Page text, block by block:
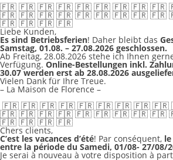
🇫🇷 🇫🇷 🇫🇷 🇫🇷 🇫🇷 🇫🇷 🇫🇷 🇫🇷 🇫🇷
🇫🇷 🇫🇷 🇫🇷 🇫🇷 🇫🇷 🇫🇷 🇫🇷 🇫🇷 🇫🇷
🇫🇷 🇫🇷 🇫🇷 🇫🇷
Liebe Kunden,
Es sind Betriebsferien! Daher bleibt das
Samstag, 01.08. – 27.08.2026 geschlossen.
Ab Freitag, 28.08.2026 stehe ich Ihnen
Verfügung. Online-Bestellungen inkl.
30.07 werden erst ab 28.08.2026
Vielen Dank für Ihre Treue.
– La Maison de Florence –
🇫🇷 🇫🇷 🇫🇷 🇫🇷 🇫🇷 🇫🇷 🇫🇷 🇫🇷 🇫🇷
🇫🇷 🇫🇷 🇫🇷 🇫🇷 🇫🇷 🇫🇷 🇫🇷 🇫🇷 🇫🇷
🇫🇷 🇫🇷 🇫🇷 🇫🇷
Chers clients,
C’est les vacances d’été! Par conséquent,
entre la période du Samedi, 01/08- 27/08/
Je serai à nouveau à votre disposition à